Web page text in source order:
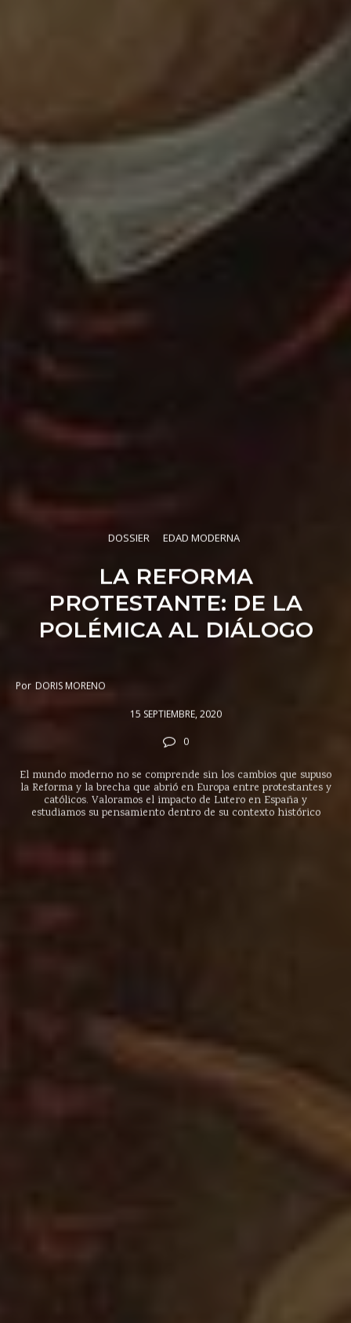
DOSSIER EDAD MODERNA
LA REFORMA
PROTESTANTE: DE LA
POLÉMICA AL DIÁLOGO
Por DORIS MORENO
15 SEPTIEMBRE, 2020
0
El mundo moderno no se comprende sin los cambios que supuso
la Reforma y la brecha que abrió en Europa entre protestantes y
católicos. Valoramos el impacto de Lutero en España y
estudiamos su pensamiento dentro de su contexto histórico